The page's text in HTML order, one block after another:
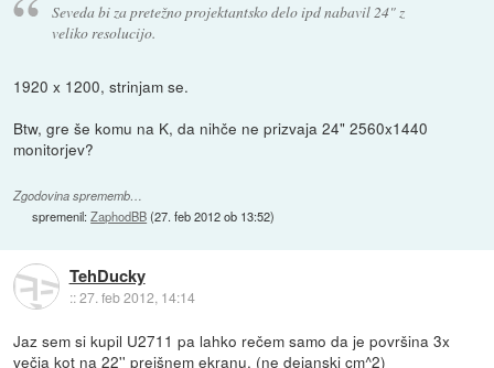
Seveda bi za pretežno projektantsko delo ipd nabavil 24" z
veliko resolucijo.
1920 x 1200, strinjam se.
Btw, gre še komu na K, da nihče ne prizvaja 24" 2560x1440
monitorjev?
Zgodovina sprememb…
spremenil:ZaphodBB(27. feb 2012 ob 13:52)
TehDucky
::27. feb 2012, 14:14
Jaz sem si kupil U2711 pa lahko rečem samo da je površina 3x
večja kot na 22'' prejšnem ekranu. (ne dejanski cm^2)